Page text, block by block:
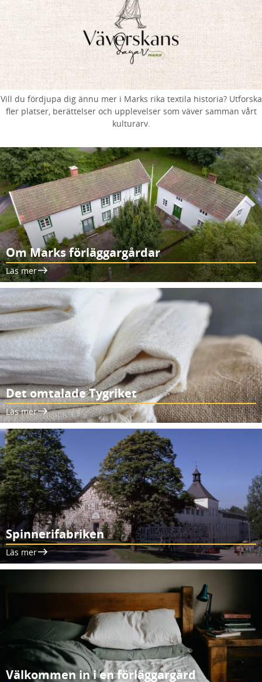
Vill du fördjupa dig ännu mer i Marks rika textila historia? Utforska
fler platser, berättelser och upplevelser som väver samman vårt
kulturarv.
Om Marks förläggargårdar
Läs mer
Det omtalade Tygriket
Läs mer
Spinnerifabriken
Läs mer
Välkommen in i en förläggargård